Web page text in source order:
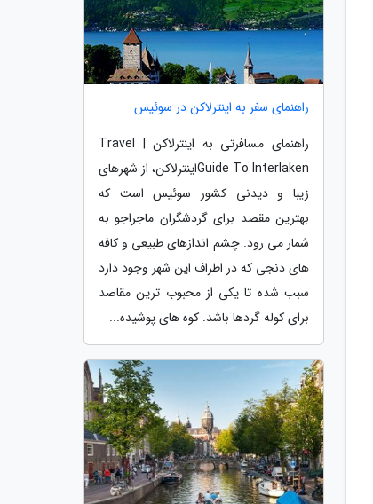
راهنمای سفر به اینترلاکن در سوئیس
راهنمای مسافرتی به اینترلاکن | Travel
Guide To Interlakenاینترلاکن، از شهرهای
زیبا و دیدنی کشور سوئیس است که
بهترین مقصد برای گردشگران ماجراجو به
شمار می رود. چشم اندازهای طبیعی و کافه
های دنجی که در اطراف این شهر وجود دارد
سبب شده تا یکی از محبوب ترین مقاصد
برای کوله گردها باشد. کوه های پوشیده...